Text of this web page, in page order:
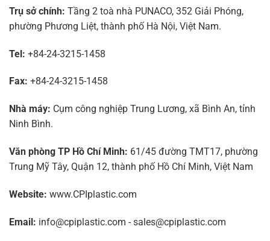
Trụ sở chính: Tầng 2 toà nhà PUNACO, 352 Giải Phóng,
phường Phương Liệt, thành phố Hà Nội, Việt Nam.
Tel: +84-24-3215-1458
Fax: +84-24-3215-1458
Nhà máy: Cụm công nghiệp Trung Lương, xã Bình An, tỉnh
Ninh Bình.
Văn phòng TP Hồ Chí Minh: 61/45 đường TMT17, phường
Trung Mỹ Tây, Quận 12, thành phố Hồ Chí Minh, Việt Nam
Website: www.CPIplastic.com
Email: info@cpiplastic.com - sales@cpiplastic.com